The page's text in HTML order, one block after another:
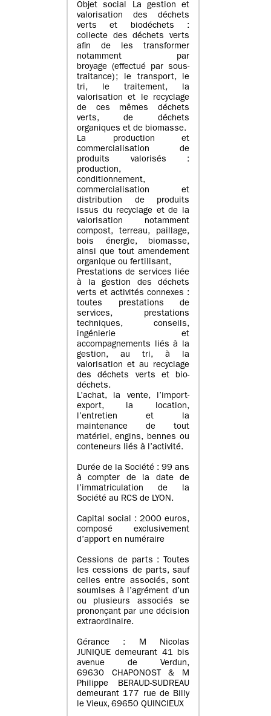
Objet social La gestion et
valorisation des déchets
verts et biodéchets :
collecte des déchets verts
afin de les transformer
notamment par
broyage (effectué par sous-
traitance) ; le transport, le
tri, le traitement, la
valorisation et le recyclage
de ces mêmes déchets
verts, de déchets
organiques et de biomasse.
La production et
commercialisation de
produits valorisés :
production,
conditionnement,
commercialisation et
distribution de produits
issus du recyclage et de la
valorisation notamment
compost, terreau, paillage,
bois énergie, biomasse,
ainsi que tout amendement
organique ou fertilisant,
Prestations de services liée
à la gestion des déchets
verts et activités connexes :
toutes prestations de
services, prestations
techniques, conseils,
ingénierie et
accompagnements liés à la
gestion, au tri, à la
valorisation et au recyclage
des déchets verts et bio-
déchets.
L’achat, la vente, l’import-
export, la location,
l’entretien et la
maintenance de tout
matériel, engins, bennes ou
conteneurs liés à l’activité.
Durée de la Société : 99 ans
à compter de la date de
l’immatriculation de la
Société au RCS de LYON.
Capital social : 2000 euros,
composé exclusivement
d’apport en numéraire
Cessions de parts : Toutes
les cessions de parts, sauf
celles entre associés, sont
soumises à l’agrément d’un
ou plusieurs associés se
prononçant par une décision
extraordinaire.
Gérance : M Nicolas
JUNIQUE demeurant 41 bis
avenue de Verdun,
69630 CHAPONOST & M
Philippe BERAUD-SUDREAU
demeurant 177 rue de Billy
le Vieux, 69650 QUINCIEUX